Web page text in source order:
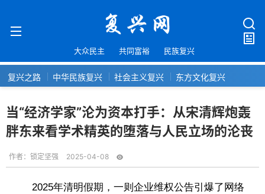
大众民主 共同富裕 民族复兴
复兴之路 中华民族复兴 社会主义复兴 东方文化复兴
当“经济学家”沦为资本打手：从宋清辉炮轰
胖东来看学术精英的堕落与人民立场的沦丧
作者： 锁定坚强 2025-04-08
2025年清明假期，一则企业维权公告引爆了网络